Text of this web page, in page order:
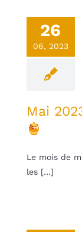
26
06, 2023
2023 – la
du miel
Mai
Le mois de
les […]